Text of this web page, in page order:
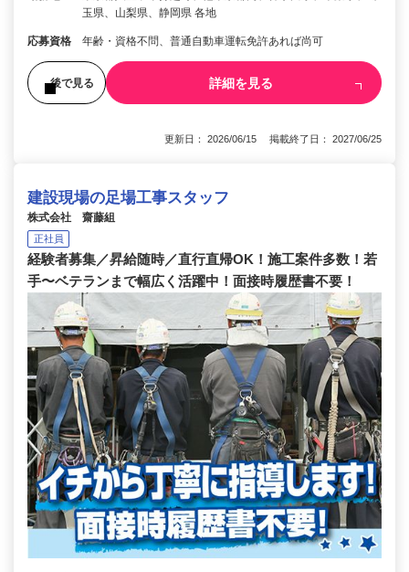
玉県、山梨県、静岡県 各地
応募資格 年齢・資格不問、普通自動車運転免許あれば尚可
後で見る 詳細を見る
更新日： 2026/06/15 掲載終了日： 2027/06/25
建設現場の足場工事スタッフ
株式会社 齋藤組
正社員
経験者募集／昇給随時／直行直帰OK！施工案件多数！若
手〜ベテランまで幅広く活躍中！面接時履歴書不要！